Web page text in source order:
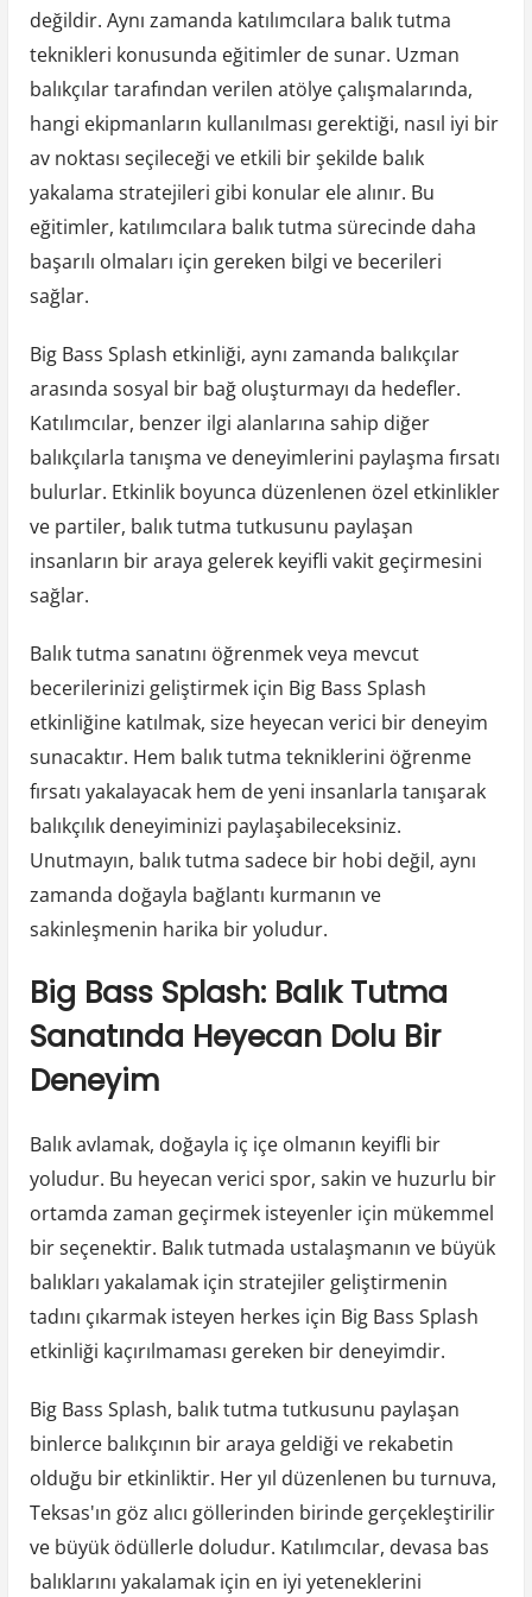
değildir. Aynı zamanda katılımcılara balık tutma
teknikleri konusunda eğitimler de sunar. Uzman
balıkçılar tarafından verilen atölye çalışmalarında,
hangi ekipmanların kullanılması gerektiği, nasıl iyi bir
av noktası seçileceği ve etkili bir şekilde balık
yakalama stratejileri gibi konular ele alınır. Bu
eğitimler, katılımcılara balık tutma sürecinde daha
başarılı olmaları için gereken bilgi ve becerileri
sağlar.
Big Bass Splash etkinliği, aynı zamanda balıkçılar
arasında sosyal bir bağ oluşturmayı da hedefler.
Katılımcılar, benzer ilgi alanlarına sahip diğer
balıkçılarla tanışma ve deneyimlerini paylaşma fırsatı
bulurlar. Etkinlik boyunca düzenlenen özel etkinlikler
ve partiler, balık tutma tutkusunu paylaşan
insanların bir araya gelerek keyifli vakit geçirmesini
sağlar.
Balık tutma sanatını öğrenmek veya mevcut
becerilerinizi geliştirmek için Big Bass Splash
etkinliğine katılmak, size heyecan verici bir deneyim
sunacaktır. Hem balık tutma tekniklerini öğrenme
fırsatı yakalayacak hem de yeni insanlarla tanışarak
balıkçılık deneyiminizi paylaşabileceksiniz.
Unutmayın, balık tutma sadece bir hobi değil, aynı
zamanda doğayla bağlantı kurmanın ve
sakinleşmenin harika bir yoludur.
Big Bass Splash: Balık Tutma
Sanatında Heyecan Dolu Bir
Deneyim
Balık avlamak, doğayla iç içe olmanın keyifli bir
yoludur. Bu heyecan verici spor, sakin ve huzurlu bir
ortamda zaman geçirmek isteyenler için mükemmel
bir seçenektir. Balık tutmada ustalaşmanın ve büyük
balıkları yakalamak için stratejiler geliştirmenin
tadını çıkarmak isteyen herkes için Big Bass Splash
etkinliği kaçırılmaması gereken bir deneyimdir.
Big Bass Splash, balık tutma tutkusunu paylaşan
binlerce balıkçının bir araya geldiği ve rekabetin
olduğu bir etkinliktir. Her yıl düzenlenen bu turnuva,
Teksas'ın göz alıcı göllerinden birinde gerçekleştirilir
ve büyük ödüllerle doludur. Katılımcılar, devasa bas
balıklarını yakalamak için en iyi yeteneklerini